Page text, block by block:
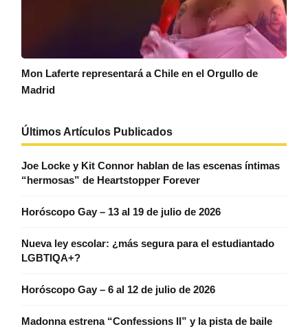
Mon Laferte representará a Chile en el Orgullo de
Madrid
Últimos Artículos Publicados
Joe Locke y Kit Connor hablan de las escenas íntimas
“hermosas” de Heartstopper Forever
Horóscopo Gay – 13 al 19 de julio de 2026
Nueva ley escolar: ¿más segura para el estudiantado
LGBTIQA+?
Horóscopo Gay – 6 al 12 de julio de 2026
Madonna estrena “Confessions II” y la pista de baile